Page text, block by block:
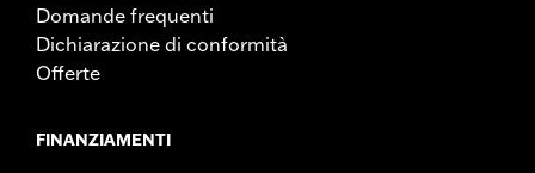
Domande frequenti
Dichiarazione di conformità
Offerte
FINANZIAMENTI